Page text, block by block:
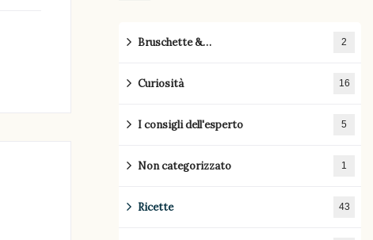
Bruschette &… 2
Curiosità 16
I consigli dell'esperto 5
Non categorizzato 1
Ricette 43